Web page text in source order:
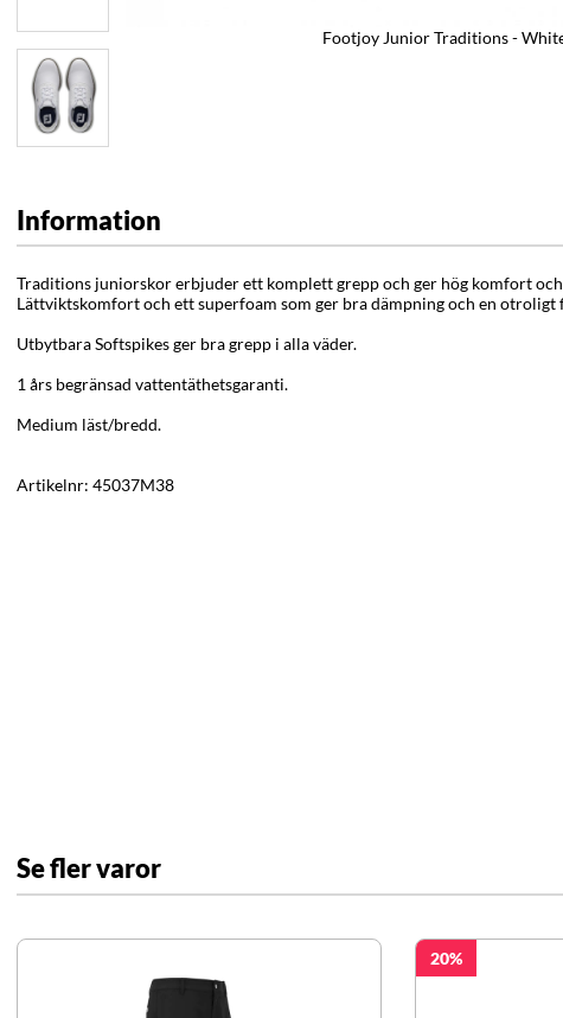
Footjoy Junior Traditions -
Information
Traditions juniorskor erbjuder ett komplett grepp och ger hög komfort
Lättviktskomfort och ett superfoam som ger bra dämpning och en otroligt
Utbytbara Softspikes ger bra grepp i alla väder.
1 års begränsad vattentäthetsgaranti.
Medium läst/bredd.
Artikelnr: 45037M38
Se fler varor
20